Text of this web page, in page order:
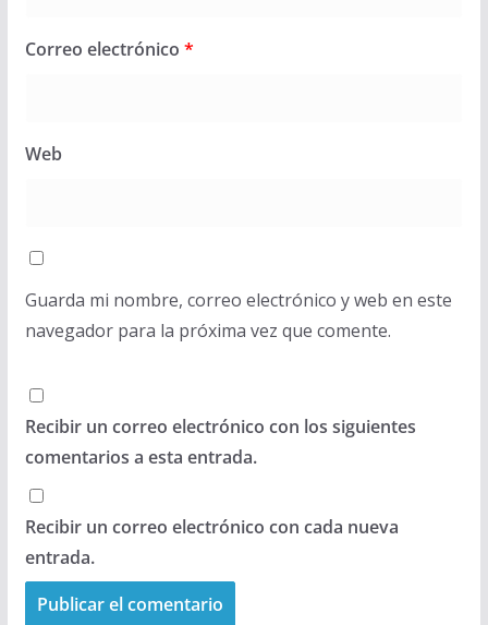
Correo electrónico *
Web
Guarda mi nombre, correo electrónico y web en este
navegador para la próxima vez que comente.
Recibir un correo electrónico con los siguientes
comentarios a esta entrada.
Recibir un correo electrónico con cada nueva
entrada.